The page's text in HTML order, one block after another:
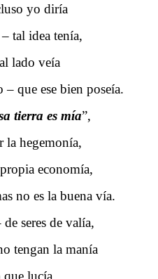
yo diría
– tal idea tenía,
lado veía
– que ese bien poseía.
tierra es mía”,
la hegemonía,
economía,
no es la buena vía.
seres de valía,
tengan la manía
lucía.